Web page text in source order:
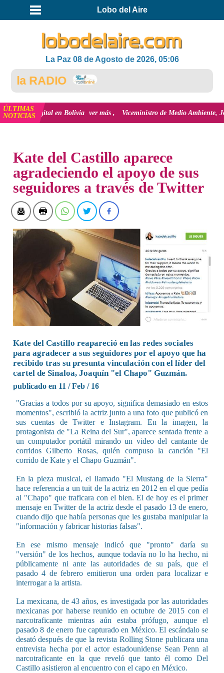
Lobo del Aire
La Paz 08 de Agosto de 2026, 05:06
RADIO
ÚLTIMAS
NOTICIAS
Digital en Bolivia ver más Viceministro de Medio Ambiente, José
Kate del Castillo aparece
agradeciendo el apoyo de sus
seguidores a través de Twitter
Kate del Castillo reapareció en las redes sociales
para agradecer a sus seguidores por el apoyo que ha
recibido tras su presunta vinculación con el líder del
cartel de Sinaloa, Joaquín "el Chapo" Guzmán.
publicado en 11 / Feb / 16
"Gracias a todos por su apoyo, significa demasiado en estos
momentos", escribió la actriz junto a una foto que publicó en
sus cuentas de Twitter e Instagram. En la imagen, la
protagonista de "La Reina del Sur", aparece sentada frente a
un computador portátil mirando un video del cantante de
corridos Gilberto Rosas, quién compuso la canción "El
corrido de Kate y el Chapo Guzmán".
En la pieza musical, el llamado "El Mustang de la Sierra"
hace referencia a un tuit de la actriz en 2012 en el que pedía
al "Chapo" que traficara con el bien. El de hoy es el primer
mensaje en Twitter de la actriz desde el pasado 13 de enero,
cuando dijo que había personas que les gustaba manipular la
"información y fabricar historias falsas".
En ese mismo mensaje indicó que "pronto" daría su
"versión" de los hechos, aunque todavía no lo ha hecho, ni
públicamente ni ante las autoridades de su país, que el
pasado 4 de febrero emitieron una orden para localizar e
interrogar a la artista.
La mexicana, de 43 años, es investigada por las autoridades
mexicanas por haberse reunido en octubre de 2015 con el
narcotraficante mientras aún estaba prófugo, aunque el
pasado 8 de enero fue capturado en México. El escándalo se
desató después de que la revista Rolling Stone publicara una
entrevista hecha por el actor estadounidense Sean Penn al
narcotraficante en la que reveló que tanto él como Del
Castillo asistieron al encuentro con el capo en México.